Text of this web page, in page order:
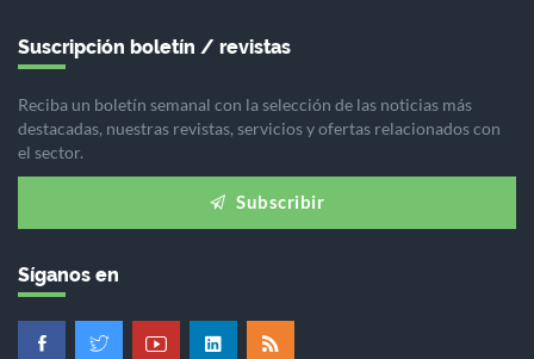
Suscripción boletín / revistas
Reciba un boletín semanal con la selección de las noticias más
destacadas, nuestras revistas, servicios y ofertas relacionados con
el sector.
Subscribir
Síganos en